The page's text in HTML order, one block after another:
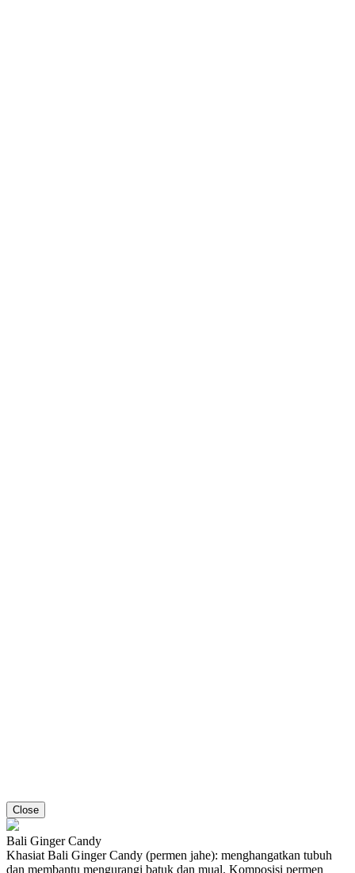
Close
Bali Ginger Candy
Khasiat Bali Ginger Candy (permen jahe): menghangatkan tubuh
dan membantu mengurangi batuk dan mual. Komposisi permen